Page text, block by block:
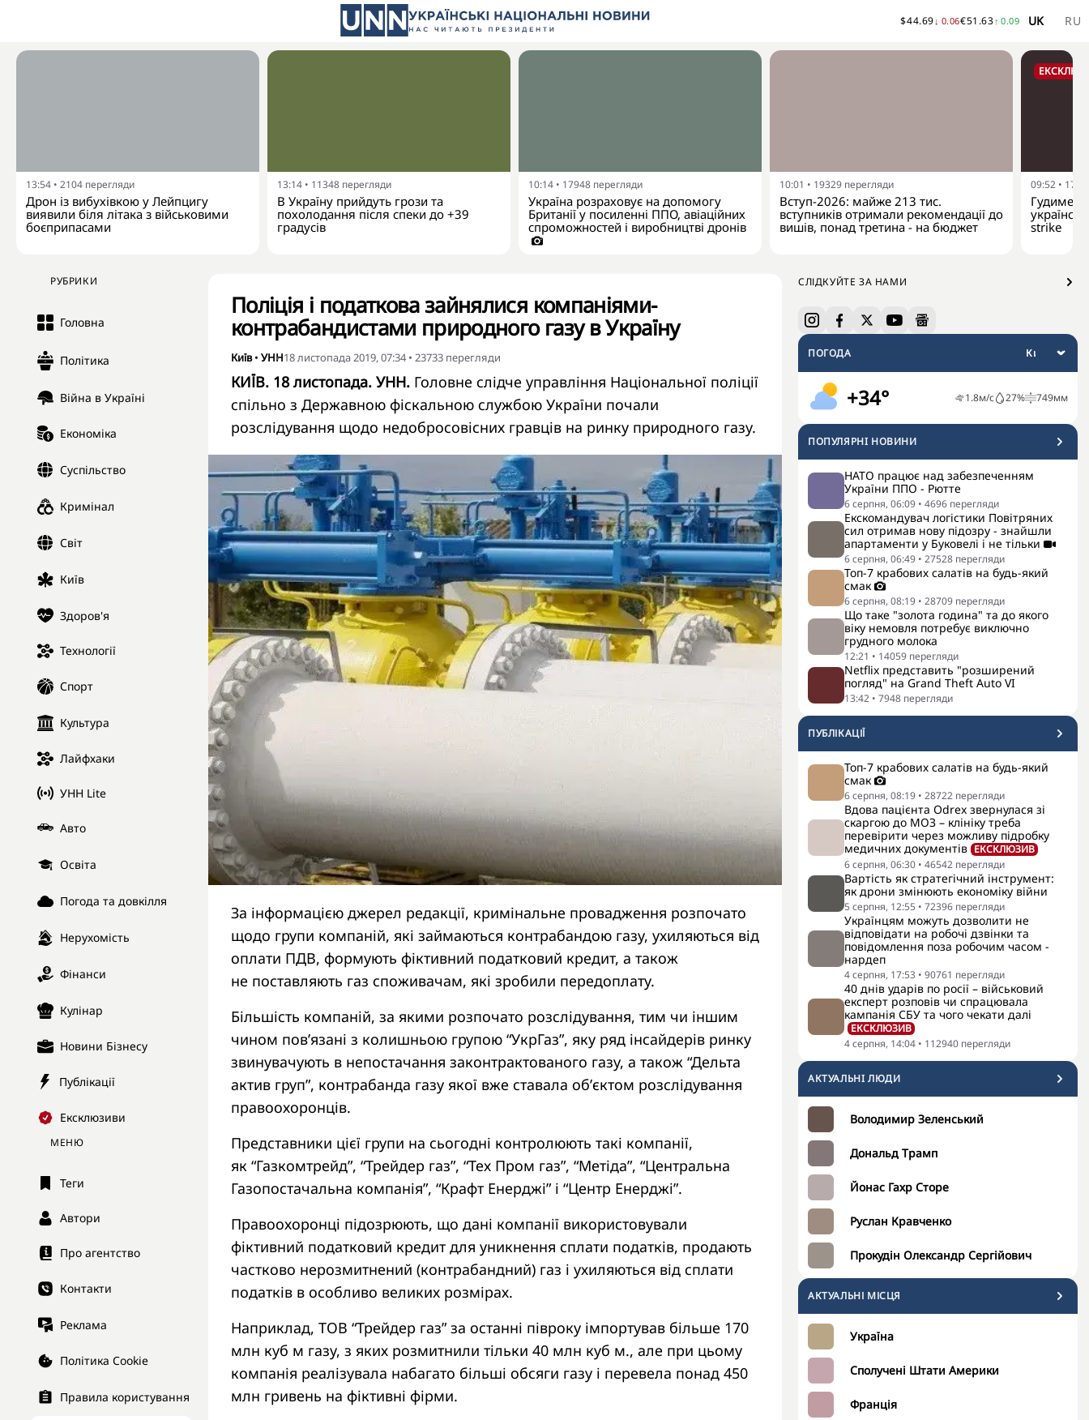
$44.69↓ 0.06€51.63↑ 0.09 UK RU
13:54 • 2104 перегляди
Дрон із вибухівкою у Лейпцигу
виявили біля літака з військовими
боєприпасами
13:14 • 11348 перегляди
В Україну прийдуть грози та
похолодання після спеки до +39
градусів
10:14 • 17948 перегляди
Україна розраховує на допомогу
Британії у посиленні ППО, авіаційних
спроможностей і виробництві дронів
10:01 • 19329 перегляди
Вступ-2026: майже 213 тис.
вступників отримали рекомендації до
вишів, понад третина - на бюджет
09:52 •
strike
РУБРИКИ
Головна
Політика
Війна в Україні
Економіка
Суспільство
Кримінал
Світ
Київ
Здоров'я
Технології
Спорт
Культура
Лайфхаки
УНН Lite
Авто
Освіта
Погода та довкілля
Нерухомість
Фінанси
Кулінар
Новини Бізнесу
Публікації
Ексклюзиви
МЕНЮ
Теги
Автори
Про агентство
Контакти
Реклама
Політика Cookie
Правила користування
СЛІДКУЙТЕ ЗА НАМИ
ПОГОДА
+34° 1.8м/с 27% 749мм
ПОПУЛЯРНI НОВИНИ
НАТО працює над забезпеченням
України ППО - Рютте
6 серпня, 06:09 • 4696 перегляди
Екскомандувач логістики Повітряних
сил отримав нову підозру - знайшли
апартаменти у Буковелі і не тільки
6 серпня, 06:49 • 27528 перегляди
Топ-7 крабових салатів на будь-який
смак
6 серпня, 08:19 • 28709 перегляди
Що таке "золота година" та до якого
віку немовля потребує виключно
грудного молока
12:21 • 14059 перегляди
Netflix представить "розширений
погляд" на Grand Theft Auto VI
13:42 • 7948 перегляди
ПУБЛІКАЦІЇ
Топ-7 крабових салатів на будь-який
смак
6 серпня, 08:19 • 28722 перегляди
Вдова пацієнта Odrex звернулася зі
скаргою до МОЗ – клініку треба
перевірити через можливу підробку
медичних документів ЕКСКЛЮЗИВ
6 серпня, 06:30 • 46542 перегляди
Вартість як стратегічний інструмент:
як дрони змінюють економіку війни
5 серпня, 12:55 • 72396 перегляди
Українцям можуть дозволити не
відповідати на робочі дзвінки та
повідомлення поза робочим часом -
нардеп
4 серпня, 17:53 • 90761 перегляди
40 днів ударів по росії – військовий
експерт розповів чи спрацювала
кампанія СБУ та чого чекати далі
ЕКСКЛЮЗИВ
4 серпня, 14:04 • 112940 перегляди
АКТУАЛЬНI ЛЮДИ
Володимир Зеленський
Дональд Трамп
Йонас Гахр Сторе
Руслан Кравченко
Прокудін Олександр Сергійович
АКТУАЛЬНІ МІСЦЯ
Україна
Сполучені Штати Америки
Франція
Поліція і податкова зайнялися компаніями-
контрабандистами природного газу в Україну
Київ• УНН18 листопада 2019, 07:34• 23733 перегляди
КИЇВ. 18 листопада. УНН. Головне слідче управління Національної поліції
спільно з Державною фіскальною службою України почали
розслідування щодо недобросовісних гравців на ринку природного газу.
За інформацією джерел редакції, кримінальне провадження розпочато
щодо групи компаній, які займаються контрабандою газу, ухиляються від
оплати ПДВ, формують фіктивний податковий кредит, а також
не поставляють газ споживачам, які зробили передоплату.
Більшість компаній, за якими розпочато розслідування, тим чи іншим
чином пов’язані з колишньою групою “УкрГаз”, яку ряд інсайдерів ринку
звинувачують в непостачання законтрактованого газу, а також “Дельта
актив груп”, контрабанда газу якої вже ставала об’єктом розслідування
правоохоронців.
Представники цієї групи на сьогодні контролюють такі компанії,
як “Газкомтрейд”, “Трейдер газ”, “Тех Пром газ”, “Метіда”, “Центральна
Газопостачальна компанія”, “Крафт Енерджі” і “Центр Енерджі”.
Правоохоронці підозрюють, що дані компанії використовували
фіктивний податковий кредит для уникнення сплати податків, продають
частково нерозмитнений (контрабандний) газ і ухиляються від сплати
податків в особливо великих розмірах.
Наприклад, ТОВ “Трейдер газ” за останні півроку імпортував більше 170
млн куб м газу, з яких розмитнили тільки 40 млн куб м., але при цьому
компанія реалізувала набагато більші обсяги газу і перевела понад 450
млн гривень на фіктивні фірми.